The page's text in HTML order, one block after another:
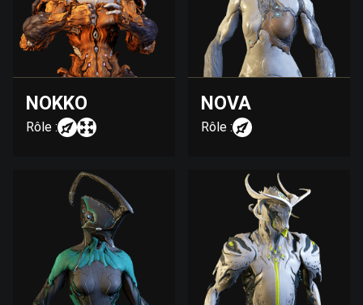
NOKKO
Rôle :
NOVA
Rôle :